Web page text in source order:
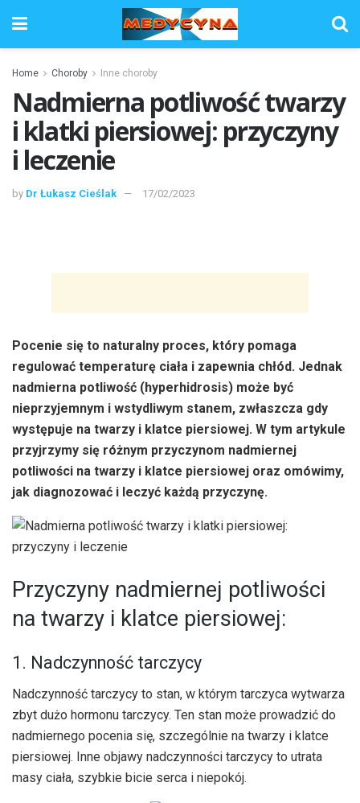
Home Choroby Inne choroby
Nadmierna potliwość twarzy
i klatki piersiowej: przyczyny
i leczenie
by Dr Łukasz Cieślak 17/02/2023
Pocenie się to naturalny proces, który pomaga
regulować temperaturę ciała i zapewnia chłód. Jednak
nadmierna potliwość (hyperhidrosis) może być
nieprzyjemnym i wstydliwym stanem, zwłaszcza gdy
występuje na twarzy i klatce piersiowej. W tym artykule
przyjrzymy się różnym przyczynom nadmiernej
potliwości na twarzy i klatce piersiowej oraz omówimy,
jak diagnozować i leczyć każdą przyczynę.
Przyczyny nadmiernej potliwości
na twarzy i klatce piersiowej:
1. Nadczynność tarczycy
Nadczynność tarczycy to stan, w którym tarczyca wytwarza
zbyt dużo hormonu tarczycy. Ten stan może prowadzić do
nadmiernego pocenia się, szczególnie na twarzy i klatce
piersiowej. Inne objawy nadczynności tarczycy to utrata
masy ciała, szybkie bicie serca i niepokój.